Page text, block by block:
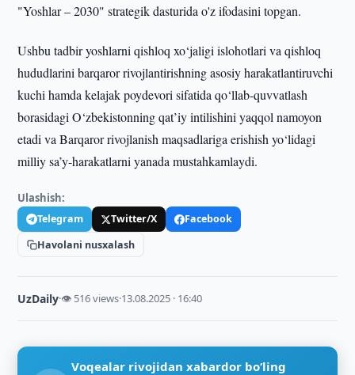
"Yoshlar – 2030" strategik dasturida o'z ifodasini topgan.
Ushbu tadbir yoshlarni qishloq xo‘jaligi islohotlari va qishloq
hududlarini barqaror rivojlantirishning asosiy harakatlantiruvchi
kuchi hamda kelajak poydevori sifatida qo‘llab-quvvatlash
borasidagi O‘zbekistonning qat’iy intilishini yaqqol namoyon
etadi va Barqaror rivojlanish maqsadlariga erishish yo‘lidagi
milliy sa’y-harakatlarni yanada mustahkamlaydi.
Ulashish:
Telegram Twitter/X
Facebook
Havolani nusxalash
UzDaily·👁 516 views·13.08.2025 · 16:40
Voqealar rivojidan xabardor bo‘ling